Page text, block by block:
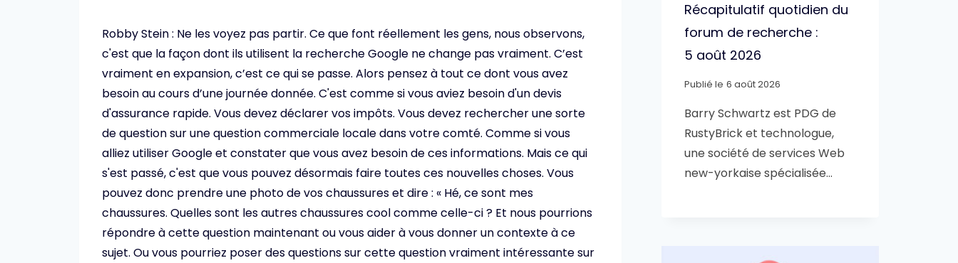
Robby Stein : Ne les voyez pas partir. Ce que font réellement les gens, nous observons,
c'est que la façon dont ils utilisent la recherche Google ne change pas vraiment. C’est
vraiment en expansion, c’est ce qui se passe. Alors pensez à tout ce dont vous avez
besoin au cours d’une journée donnée. C'est comme si vous aviez besoin d'un devis
d'assurance rapide. Vous devez déclarer vos impôts. Vous devez rechercher une sorte
de question sur une question commerciale locale dans votre comté. Comme si vous
alliez utiliser Google et constater que vous avez besoin de ces informations. Mais ce qui
s'est passé, c'est que vous pouvez désormais faire toutes ces nouvelles choses. Vous
pouvez donc prendre une photo de vos chaussures et dire : « Hé, ce sont mes
chaussures. Quelles sont les autres chaussures cool comme celle-ci ? Et nous pourrions
répondre à cette question maintenant ou vous aider à vous donner un contexte à ce
sujet. Ou vous pourriez poser des questions sur cette question vraiment intéressante sur
Récapitulatif quotidien du
forum de recherche :
5 août 2026
Publié le 6 août 2026
Barry Schwartz est PDG de
RustyBrick et technologue,
une société de services Web
new-yorkaise spécialisée…